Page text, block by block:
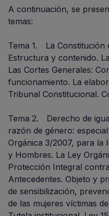
A continuación, se
temas:
Tema 1. La Constitución
Estructura y contenido.
Las Cortes Generales:
funcionamiento. La
Tribunal Constitucional.
Tema 2. Derecho de
razón de género:
Orgánica 3/2007, para la
y Hombres. La Ley
Protección Integral
Antecedentes. Objeto y
de sensibilización,
de las mujeres víctimas